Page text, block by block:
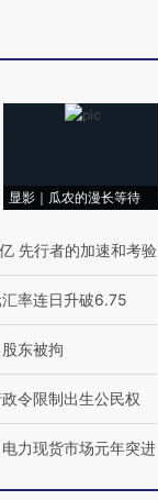
显影｜瓜农的漫长等待
先行者的加速和考验
率连日升破6.75
东被拘
令限制出生公民权
电力现货市场元年突进